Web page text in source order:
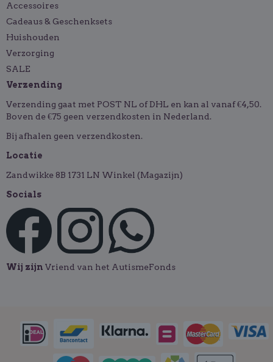
Accessoires
Cadeaus & Geschenksets
Huishouden
Verzorging
SALE
Verzending
Verzending gaat met POST NL of DHL en kan al vanaf €4,50.
Boven de €75 geen verzendkosten in Nederland.
Bij afhalen geen verzendkosten.
Locatie
Zandwikke 8B 1731 LN Winkel (Magazijn)
Socials
Wij zijn Vriend van het AutismeFonds